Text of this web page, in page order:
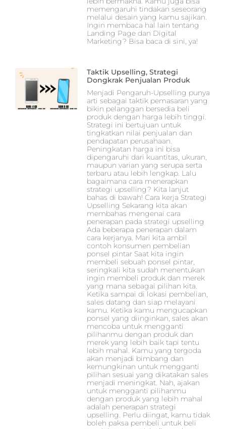
memengaruhi tindakan seseorang
melalui desain yang kamu sajikan.
Ingin membaca hal lain tentang
Landing Page dan Digital
Marketing? Bisa baca di sini, ya!
Taktik Upselling, Strategi
Dongkrak Penjualan Produk
Menjadi Pengaruh-Upselling punya
arti sebagai taktik pemasaran yang
bikin pelanggan bersedia beli
produk dengan harga lebih tinggi.
Strategi ini bertujuan untuk
tingkatkan nilai penjualan dan
pendapatan perusahaan.
Peningkatan harga ini bisa
dipengaruhi dari kuantitas, ukuran,
maupun varian yang serupa serta
terbaru atau lebih lengkap. Lalu
bagaimana cara menerapkan
strategi upselling? Kita lanjut
bahas di bawah! Cara kerja Strategi
Upselling Sekarang kita akan
membahas mengenai cara
penerapan pada strategi upselling
Ada beberapa penerapan dalam
cara kerjanya. Mari kita ambil
contoh konsumen pembelian
ponsel pintar Saat kita ingin
membeli sebuah ponsel pintar,
seringkali kita sudah menentukan
ingin membeli produk dan merek
yang mana sebagai pilihan kita.
Ketika sampai di lokasi pembelian,
sales datang dan siap melayani
kamu. Ketika kamu mengucapkan
ponsel yang diinginkan, sales akan
mencoba untuk mengganti
pilihanmu dengan produk dan
merek yang lebih baik tapi tentu
lebih mahal. Kamu yang tergoda
akan menjadi bimbang dan
kemungkinan untuk mengganti
pilihan sesuai yang dikatakan sales
menjadi meningkat. Nah, ajakan
untuk mengganti pilihanmu
dengan produk yang lebih mahal
adalah penerapan strategi
upselling. Perlu diingat, kamu tidak
boleh paksa pembeli untuk beli